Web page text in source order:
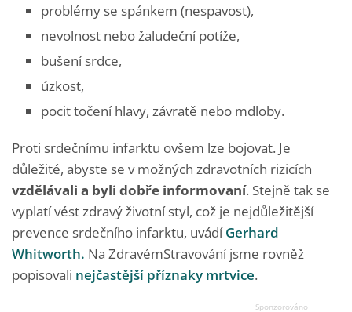
problémy se spánkem (nespavost),
nevolnost nebo žaludeční potíže,
bušení srdce,
úzkost,
pocit točení hlavy, závratě nebo mdloby.
Proti srdečnímu infarktu ovšem lze bojovat. Je
důležité, abyste se v možných zdravotních rizicích
vzdělávali a byli dobře informovaní. Stejně tak se
vyplatí vést zdravý životní styl, což je nejdůležitější
prevence srdečního infarktu, uvádíGerhard
Whitworth. Na ZdravémStravování jsme rovněž
popisovali nejčastější příznaky mrtvice.